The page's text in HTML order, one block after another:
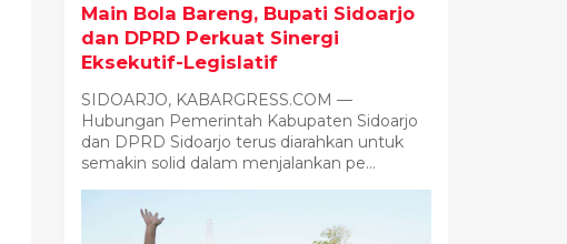
Main Bola Bareng, Bupati Sidoarjo
dan DPRD Perkuat Sinergi
Eksekutif-Legislatif
SIDOARJO, KABARGRESS.COM —
Hubungan Pemerintah Kabupaten Sidoarjo
dan DPRD Sidoarjo terus diarahkan untuk
semakin solid dalam menjalankan pe...